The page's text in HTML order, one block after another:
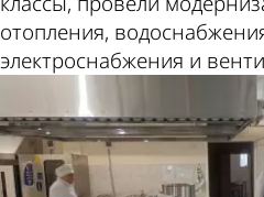
отопления,
электроснабжения и